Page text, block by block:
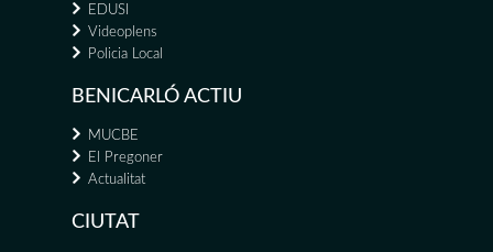
EDUSI
Videoplens
Policia Local
BENICARLÓ ACTIU
MUCBE
El Pregoner
Actualitat
CIUTAT